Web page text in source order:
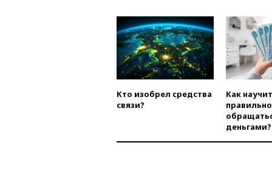
Кто изобрел средства
связи?
Как
правильно
деньгами?